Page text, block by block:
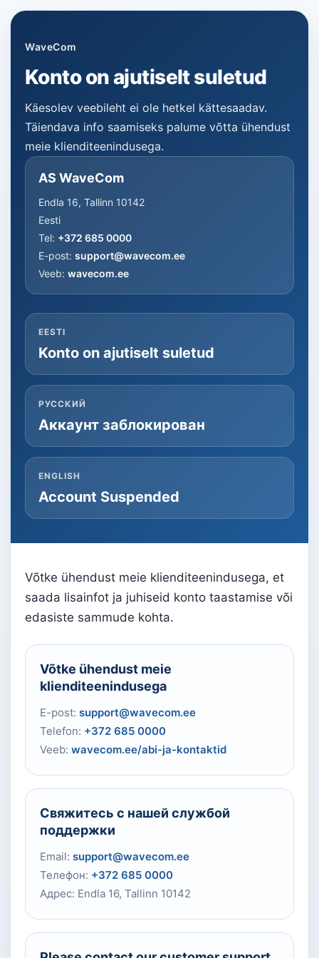
WaveCom
Konto on ajutiselt suletud
Käesolev veebileht ei ole hetkel kättesaadav.
Täiendava info saamiseks palume võtta ühendust
meie klienditeenindusega.
AS WaveCom
Endla 16, Tallinn 10142
Eesti
Tel: +372 685 0000
E-post: support@wavecom.ee
Veeb: wavecom.ee
EESTI
Konto on ajutiselt suletud
РУССКИЙ
Аккаунт заблокирован
ENGLISH
Account Suspended
Võtke ühendust meie klienditeenindusega, et
saada lisainfot ja juhiseid konto taastamise või
edasiste sammude kohta.
Võtke ühendust meie
klienditeenindusega
E-post: support@wavecom.ee
Telefon: +372 685 0000
Veeb: wavecom.ee/abi-ja-kontaktid
Свяжитесь с нашей службой
поддержки
Email: support@wavecom.ee
Телефон: +372 685 0000
Адрес: Endla 16, Tallinn 10142